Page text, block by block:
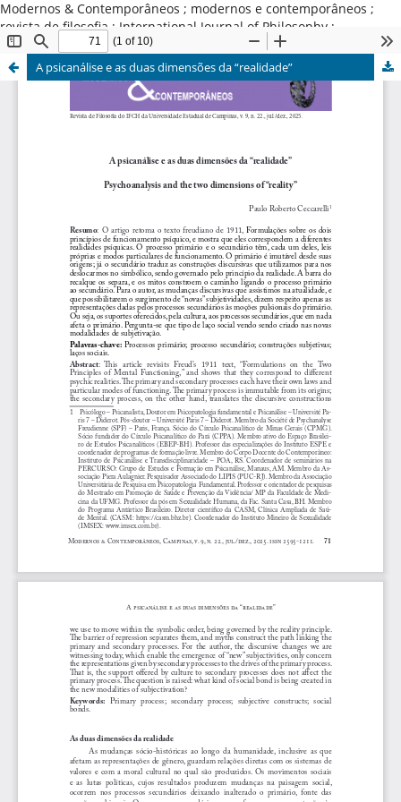
Modernos & Contemporâneos ; modernos e contemporâneos ;
revista de filosofia ; International Journal of Philosophy ;
Universidade Estadual de Campinas ; Brasil
A psicanálise e as duas dimensões da “realidade”